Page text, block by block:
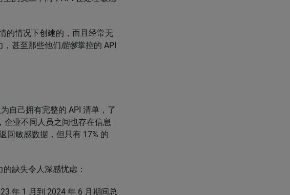
的情况下创建的，而且经常无
，甚至那些他们能够掌控的 API
自己拥有完整的 API 清单，了
企业不同人员之间也存在信息
回敏感数据，但只有 17% 的
缺失令人深感忧虑：
年 1 月到 2024 年 6 月期间总